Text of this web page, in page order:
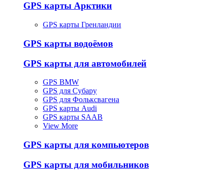
GPS карты Арктики
GPS карты Гренландии
GPS карты водоёмов
GPS карты для автомобилей
GPS BMW
GPS для Субару
GPS для Фольксвагена
GPS карты Audi
GPS карты SAAB
View More
GPS карты для компьютеров
GPS карты для мобильников